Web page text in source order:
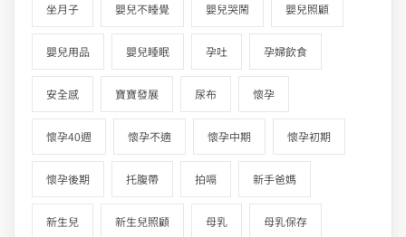
坐月子 嬰兒不睡覺 嬰兒哭鬧 嬰兒照顧
嬰兒用品 嬰兒睡眠 孕吐 孕婦飲食
安全感 寶寶發展 尿布 懷孕
懷孕40週 懷孕不適 懷孕中期 懷孕初期
懷孕後期 托腹帶 拍嗝 新手爸媽
新生兒 新生兒照顧 母乳 母乳保存